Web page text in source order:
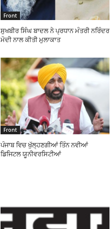
Front
ਸੁਖਬੀਰ ਸਿੰਘ ਬਾਦਲ ਨੇ ਪ੍ਰਧਾਨ ਮੰਤਰੀ ਨਰਿੰਦਰ
ਮੋਦੀ ਨਾਲ ਕੀਤੀ ਮੁਲਾਕਾਤ
Front
ਪੰਜਾਬ ਵਿਚ ਖੁੱਲ੍ਹਣਗੀਆਂ ਤਿੰਨ ਨਵੀਆਂ
ਡਿਜਿਟਲ ਯੂਨੀਵਰਸਿਟੀਆਂ